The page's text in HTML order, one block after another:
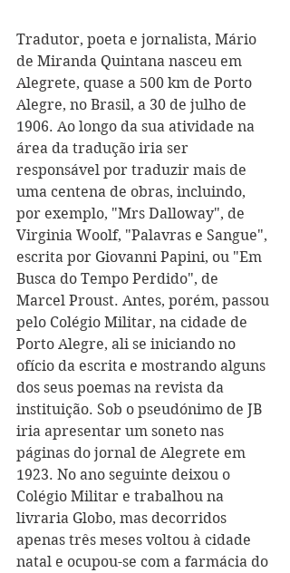
Tradutor, poeta e jornalista, Mário
de Miranda Quintana nasceu em
Alegrete, quase a 500 km de Porto
Alegre, no Brasil, a 30 de julho de
1906. Ao longo da sua atividade na
área da tradução iria ser
responsável por traduzir mais de
uma centena de obras, incluindo,
por exemplo, "Mrs Dalloway", de
Virginia Woolf, "Palavras e Sangue",
escrita por Giovanni Papini, ou "Em
Busca do Tempo Perdido", de
Marcel Proust. Antes, porém, passou
pelo Colégio Militar, na cidade de
Porto Alegre, ali se iniciando no
ofício da escrita e mostrando alguns
dos seus poemas na revista da
instituição. Sob o pseudónimo de JB
iria apresentar um soneto nas
páginas do jornal de Alegrete em
1923. No ano seguinte deixou o
Colégio Militar e trabalhou na
livraria Globo, mas decorridos
apenas três meses voltou à cidade
natal e ocupou-se com a farmácia do